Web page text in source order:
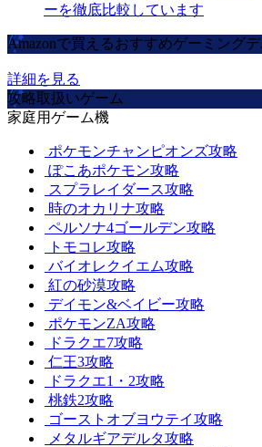
ーを徹底比較しています
Amazonで買えるおすすめゲーミング
詳細を見る
攻略取扱いゲーム
家庭用ゲーム機
ポケモンチャンピオンズ攻略
ぽこあポケモン攻略
スプラレイダース攻略
時のオカリナ攻略
ペルソナ4ゴールデン攻略
トモコレ攻略
バイオレクイエム攻略
紅の砂漠攻略
デイモン&ベイビー攻略
ポケモンZA攻略
ドラクエ7攻略
仁王3攻略
ドラクエ1・2攻略
桃鉄2攻略
ゴーストオブヨウテイ攻略
メタルギアデルタ攻略